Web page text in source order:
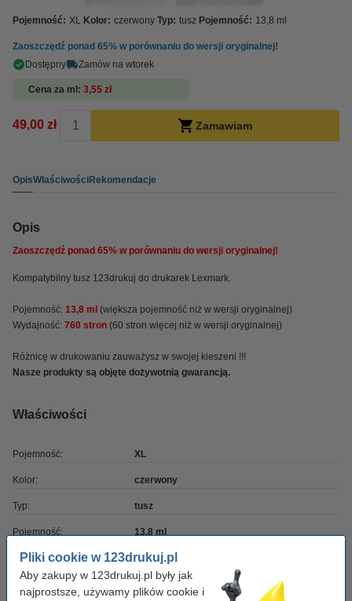
Pliki cookie w 123drukuj.pl
Aby zakupy w 123drukuj.pl były jak
najprostsze, używamy plików cookie i
Pojemność: XL Kolor: czerwony Typ: tusz Pojemność: 13,8 ml
Zaoszczędź ponad 65% w porównaniu do wersji oryginalnej!
Dostępny
Zamów na wtorek
Cena za ml 3,55 zł
49,00 zł Zamawiam
OpisWłaściwościRekomendacje
Opis
Zaoszczędź ponad 65% w porównaniu do wersji oryginalnej!
Kompatybilny tusz 123drukuj do drukarek Lexmark.
Pojemność: 13,8 ml (większa pojemność niż w wersji oryginalnej)
Wydajność: 760 stron (60 stron więcej niż w wersji oryginalnej)
Różnicę w drukowaniu zauważysz w swojej kieszeni !!!
Nasze produkty są objęte dożywotnią gwarancją.
Właściwości
Pojemność: XL
Kolor: czerwony
Typ: tusz
Pojemność: 13,8 ml
Wydajność: ± 760 stron
Marka: 123drukuj